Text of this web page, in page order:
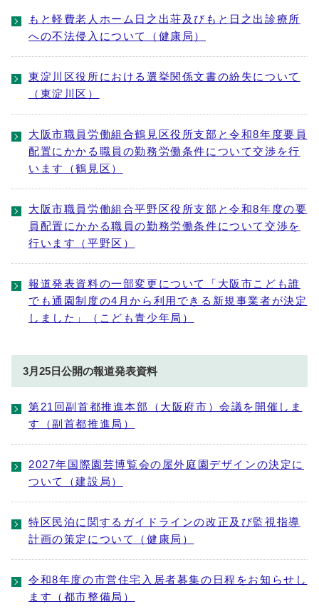
もと軽費老人ホーム日之出荘及びもと日之出診療所
への不法侵入について（健康局）
東淀川区役所における選挙関係文書の紛失について
（東淀川区）
大阪市職員労働組合鶴見区役所支部と令和8年度要員
配置にかかる職員の勤務労働条件について交渉を行
います（鶴見区）
大阪市職員労働組合平野区役所支部と令和8年度の要
員配置にかかる職員の勤務労働条件について交渉を
行います（平野区）
報道発表資料の一部変更について「大阪市こども誰
でも通園制度の4月から利用できる新規事業者が決定
しました」（こども青少年局）
3月25日公開の報道発表資料
第21回副首都推進本部（大阪府市）会議を開催しま
す（副首都推進局）
2027年国際園芸博覧会の屋外庭園デザインの決定に
ついて（建設局）
特区民泊に関するガイドラインの改正及び監視指導
計画の策定について（健康局）
令和8年度の市営住宅入居者募集の日程をお知らせし
ます（都市整備局）